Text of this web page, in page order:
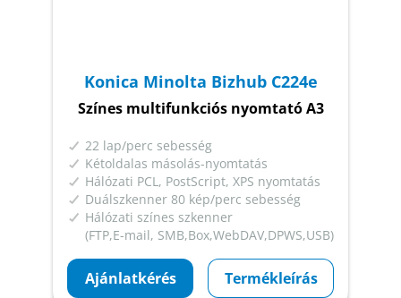
Konica Minolta Bizhub C224e
Színes multifunkciós nyomtató A3
22 lap/perc sebesség
Kétoldalas másolás-nyomtatás
Hálózati PCL, PostScript, XPS nyomtatás
Duálszkenner 80 kép/perc sebesség
Hálózati színes szkenner
(FTP,E-mail, SMB,Box,WebDAV,DPWS,USB)
Ajánlatkérés Termékleírás